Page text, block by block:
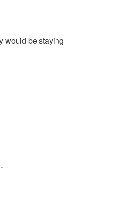
would be staying